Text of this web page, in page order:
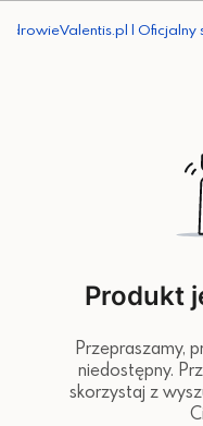
ZdrowieValentis.pl | Oficjalny
Produkt
Przepraszamy,
niedostępny.
skorzystaj z